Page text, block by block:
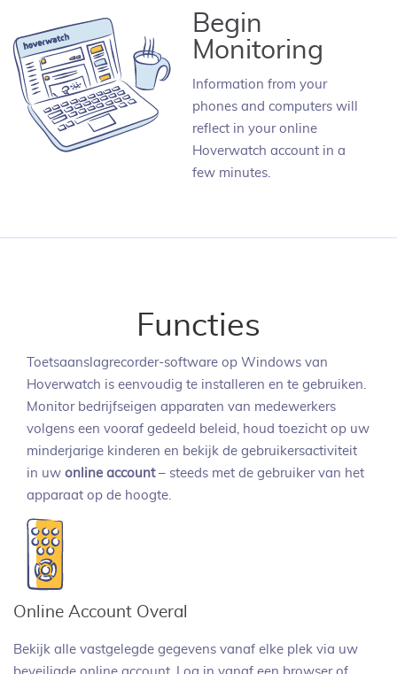
Begin
Monitoring
Information from your
phones and computers will
reflect in your online
Hoverwatch account in a
few minutes.
Functies
Toetsaanslagrecorder-software op Windows van
Hoverwatch is eenvoudig te installeren en te gebruiken.
Monitor bedrijfseigen apparaten van medewerkers
volgens een vooraf gedeeld beleid, houd toezicht op uw
minderjarige kinderen en bekijk de gebruikersactiviteit
in uw online account– steeds met de gebruiker van het
apparaat op de hoogte.
Online Account Overal
Bekijk alle vastgelegde gegevens vanaf elke plek via uw